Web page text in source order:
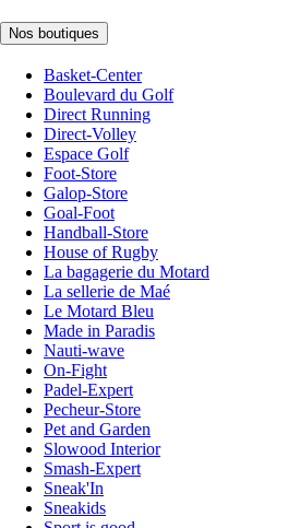
Nos boutiques
Basket-Center
Boulevard du Golf
Direct Running
Direct-Volley
Espace Golf
Foot-Store
Galop-Store
Goal-Foot
Handball-Store
House of Rugby
La bagagerie du Motard
La sellerie de Maé
Le Motard Bleu
Made in Paradis
Nauti-wave
On-Fight
Padel-Expert
Pecheur-Store
Pet and Garden
Slowood Interior
Smash-Expert
Sneak'In
Sneakids